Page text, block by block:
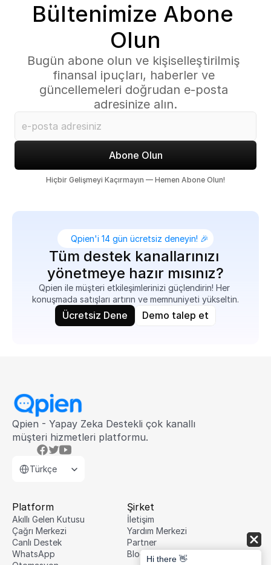
Bültenimize Abone
Olun
Bugün abone olun ve kişiselleştirilmiş
finansal ipuçları, haberler ve
güncellemeleri doğrudan e-posta
adresinize alın.
Abone Olun
Hiçbir Gelişmeyi Kaçırmayın — Hemen Abone Olun!
Qpien'i 14 gün ücretsiz deneyin! 🎉
Tüm destek kanallarınızı
yönetmeye hazır mısınız?
Qpien ile müşteri etkileşimlerinizi güçlendirin! Her
konuşmada satışları artırın ve memnuniyeti yükseltin.
Ücretsiz Dene Demo talep et
Qpien - Yapay Zeka Destekli çok kanallı
müşteri hizmetleri platformu.
Türkçe
Platform
Akıllı Gelen Kutusu
Çağrı Merkezi
Canlı Destek
WhatsApp
Şirket
İletişim
Yardım Merkezi
Partner
Blog
Hi there 👋